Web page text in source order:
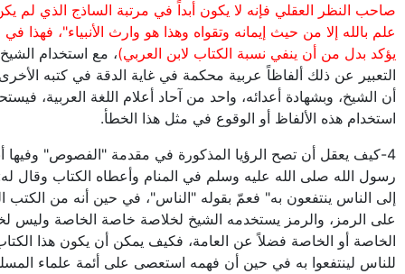
صاحب النظر العقلي فإنه لا يكون أبداً في مرتبة الساذج الذي لم
علم بالله إلا من حيث إيمانه وتقواه وهذا هو وارث الأنبياء"، فهذا في
يؤكد بدل من أن ينفي نسبة الكتاب لابن العربي)، مع استخدام
التعبير عن ذلك ألفاظاً عربية محكمة في غاية الدقة في كتبه
أن الشيخ، وبشهادة أعدائه، واحد من آحاد أعلام اللغة العربية،
استخدام هذه الألفاظ أو الوقوع في مثل هذا الخطأ.
4-كيف يعقل أن تصح الرؤيا المذكورة في مقدمة "الفصوص" وفيها
رسول الله صلى الله عليه وسلم في المنام وأعطاه الكتاب وقال
إلى الناس ينتفعون به" فعمّ بقوله "الناس"، في حين أنه من الكتب
على الرمز، والرمز يستخدمه الشيخ لخلاصة خاصة الخاصة وليس
الخاصة أو الخاصة فضلاً عن العامة، فكيف يمكن أن يكون هذا
للناس لينتفعوا به في حين أن فهمه استعصى على أئمة علماء